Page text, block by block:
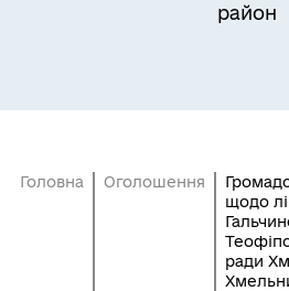
район
Головна Оголошення
щодо
ради